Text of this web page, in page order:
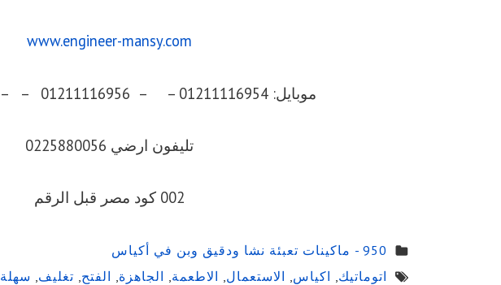
www.engineer-mansy.com
موبايل: 01211116954 – – 01211116956 – – 01211116958
تليفون ارضي 0225880056
002 كود مصر قبل الرقم
950 - ماكينات تعبئة نشا ودقيق وبن في أكياس
اتوماتيك اكياس الاستعمال الاطعمة الجاهزة الفتح تغليف سهلة